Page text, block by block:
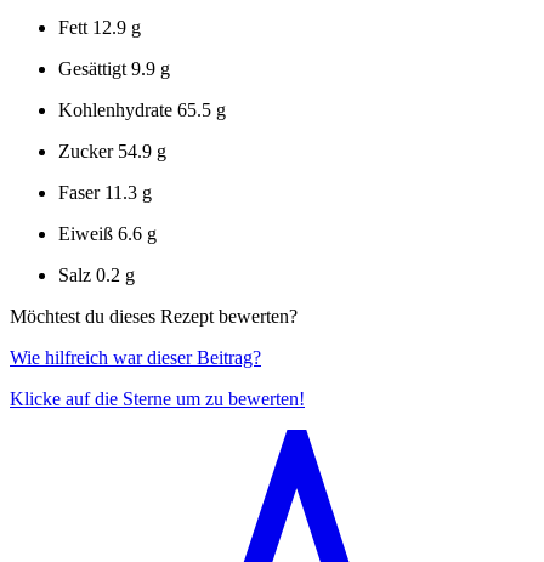
Fett 12.9 g
Gesättigt 9.9 g
Kohlenhydrate 65.5 g
Zucker 54.9 g
Faser 11.3 g
Eiweiß 6.6 g
Salz 0.2 g
Möchtest du dieses Rezept bewerten?
Wie hilfreich war dieser Beitrag?
Klicke auf die Sterne um zu bewerten!